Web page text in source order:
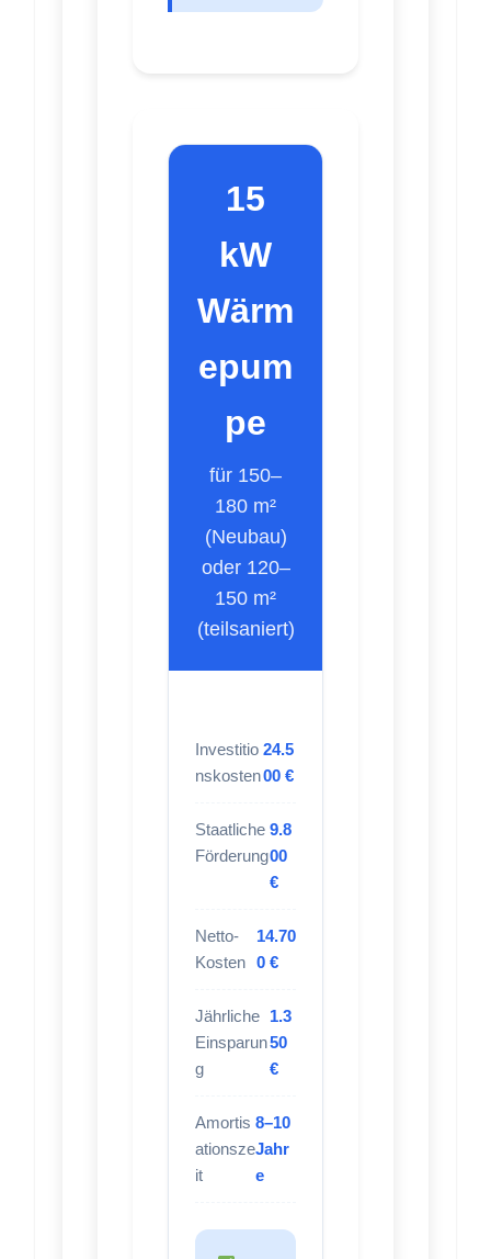
15
kW
Wärm
epum
pe
für 150–
180 m²
(Neubau)
oder 120–
150 m²
(teilsaniert)
Investitio
nskosten
24.5
00 €
Staatliche
Förderung
9.8
00
€
Netto-
Kosten
14.70
0 €
Jährliche
Einsparun
g
1.3
50
€
Amortis
ationsze
it
8–10
Jahr
e